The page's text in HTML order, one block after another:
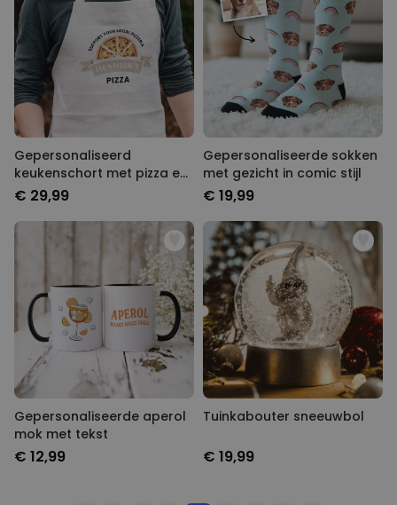
Gepersonaliseerd
keukenschort met pizza en
naam
€ 29,99
Gepersonaliseerde sokken
met gezicht in comic stijl
€ 19,99
Gepersonaliseerde aperol
mok met tekst
€ 12,99
Tuinkabouter sneeuwbol
€ 19,99